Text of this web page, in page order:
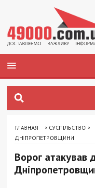
ГЛАВНАЯ > СУСПІЛЬСТВО >
ДНІПРОПЕТРОВЩИНИ
Ворог атакував